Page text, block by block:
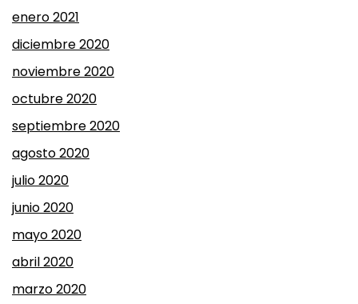
enero 2021
diciembre 2020
noviembre 2020
octubre 2020
septiembre 2020
agosto 2020
julio 2020
junio 2020
mayo 2020
abril 2020
marzo 2020